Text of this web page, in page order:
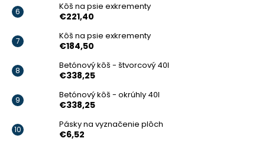
Kôš na psie exkrementy
€221,40
Kôš na psie exkrementy
€184,50
Betónový kôš - štvorcový 40l
€338,25
Betónový kôš - okrúhly 40l
€338,25
Pásky na vyznačenie plôch
€6,52